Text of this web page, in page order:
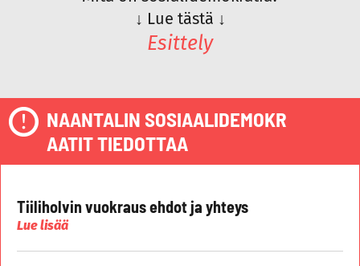
↓ Lue tästä ↓
Esittely
NAANTALIN SOSIAALIDEMOKR
AATIT TIEDOTTAA
Tiiliholvin vuokraus ehdot ja yhteys
Lue lisää